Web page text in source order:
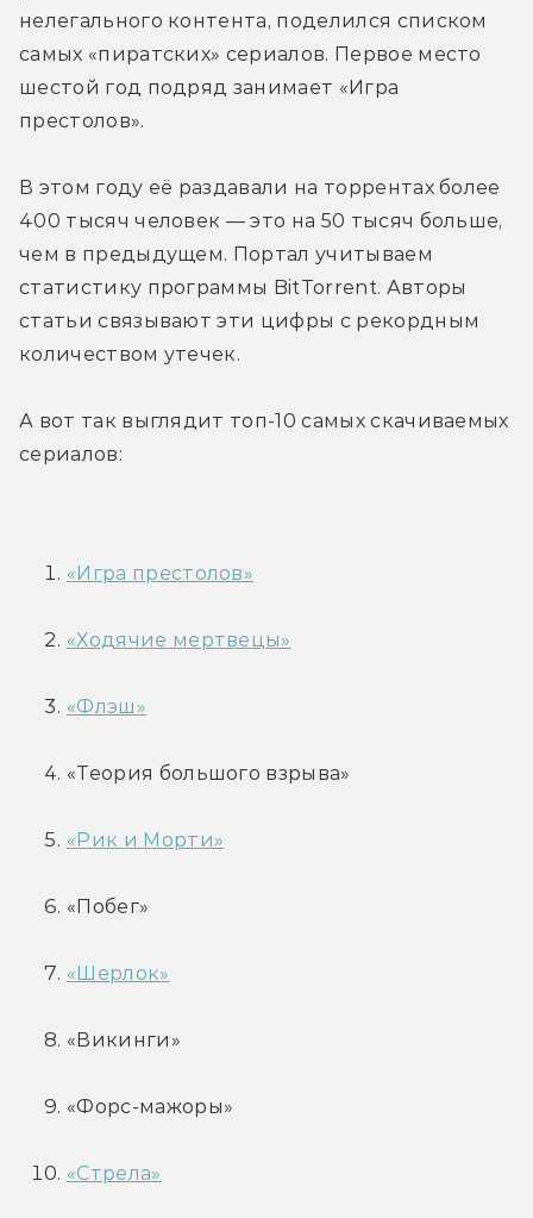
нелегального контента, поделился списком
самых «пиратских» сериалов. Первое место
шестой год подряд занимает «Игра
престолов».
В этом году её раздавали на торрентах более
400 тысяч человек — это на 50 тысяч больше,
чем в предыдущем. Портал учитываем
статистику программы BitTorrent. Авторы
статьи связывают эти цифры с рекордным
количеством утечек.
А вот так выглядит топ-10 самых скачиваемых
сериалов:
«Игра престолов»
«Ходячие мертвецы»
«Флэш»
«Теория большого взрыва»
«Рик и Морти»
«Побег»
«Шерлок»
«Викинги»
«Форс-мажоры»
«Стрела»